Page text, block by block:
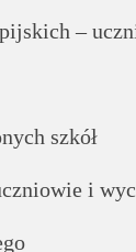
–
szkół
i